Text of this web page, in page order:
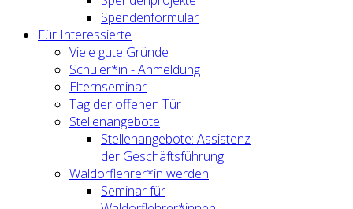
Spendenformular
Für Interessierte
Viele gute Gründe
Schüler*in - Anmeldung
Elternseminar
Tag der offenen Tür
Stellenangebote
Stellenangebote: Assistenz
der Geschäftsführung
Waldorflehrer*in werden
Seminar für